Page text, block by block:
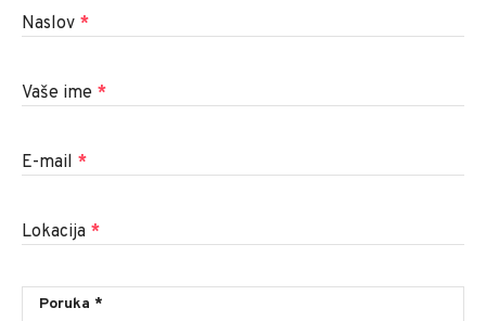
Naslov *
Vaše ime *
E-mail *
Lokacija *